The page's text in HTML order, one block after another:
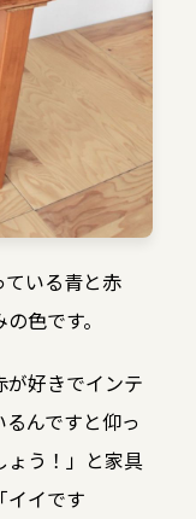
いる青と赤
色です。
が好きでインテ
んですと仰っ
ょう！」と家具
イイです